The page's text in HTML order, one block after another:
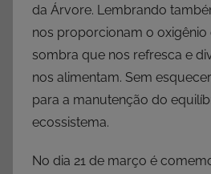
da Árvore. Lembrando
nos proporcionam o oxigênio
sombra que nos refresca e
nos alimentam. Sem
para a manutenção do
ecossistema.
No dia 21 de março é